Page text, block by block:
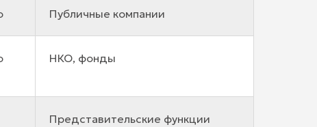
Публичные компании
НКО, фонды
Представительские функции